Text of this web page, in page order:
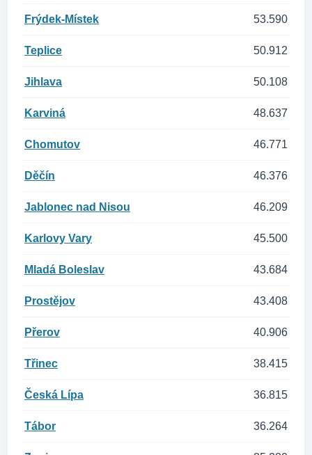
Frýdek-Místek 53.590
Teplice 50.912
Jihlava 50.108
Karviná 48.637
Chomutov 46.771
Děčín 46.376
Jablonec nad Nisou 46.209
Karlovy Vary 45.500
Mladá Boleslav 43.684
Prostějov 43.408
Přerov 40.906
Třinec 38.415
Česká Lípa 36.815
Tábor 36.264